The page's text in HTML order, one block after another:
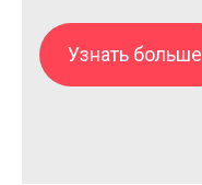
Узнать больше